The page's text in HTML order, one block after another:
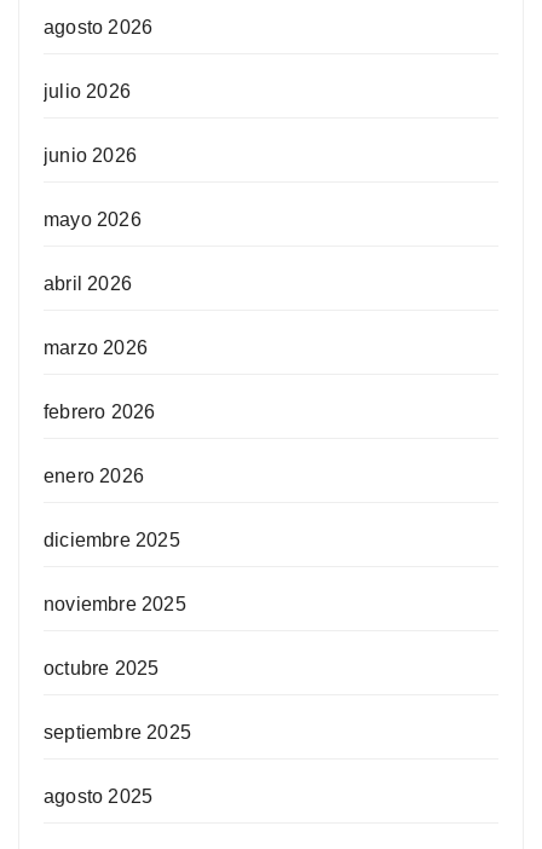
agosto 2026
julio 2026
junio 2026
mayo 2026
abril 2026
marzo 2026
febrero 2026
enero 2026
diciembre 2025
noviembre 2025
octubre 2025
septiembre 2025
agosto 2025